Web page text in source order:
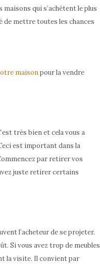
qui s’achètent le plus
de mettre toutes les chances
maisonpour la vendre
très bien et cela vous a
est important dans la
par retirer vos
juste retirer certains
l’acheteur de se projeter.
Si vous avez trop de meubles
la visite. Il convient par